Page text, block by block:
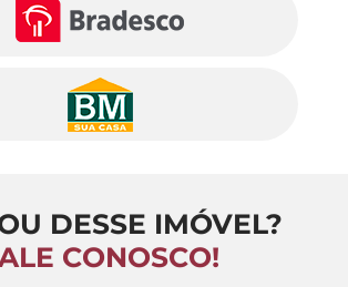
DESSE IMÓVEL?
CONOSCO!